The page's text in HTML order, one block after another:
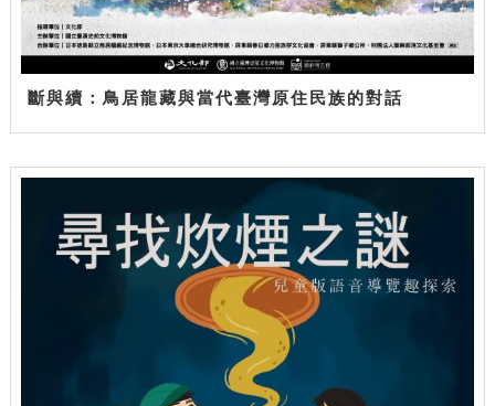
斷與續：鳥居龍藏與當代臺灣原住民族的對話